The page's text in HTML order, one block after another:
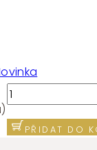
Náušnice
Fancy
Tender
Pink
PŘIDAT DO